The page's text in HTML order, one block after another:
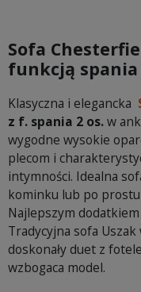
Sofa
funkcją spania
Klasyczna i elegancka
z f. spania 2 os.w
wygodne wysokie
plecom i
intymności. Idealna
kominku lub po
Najlepszym
Tradycyjna sofa
doskonały duet z
wzbogaca model.